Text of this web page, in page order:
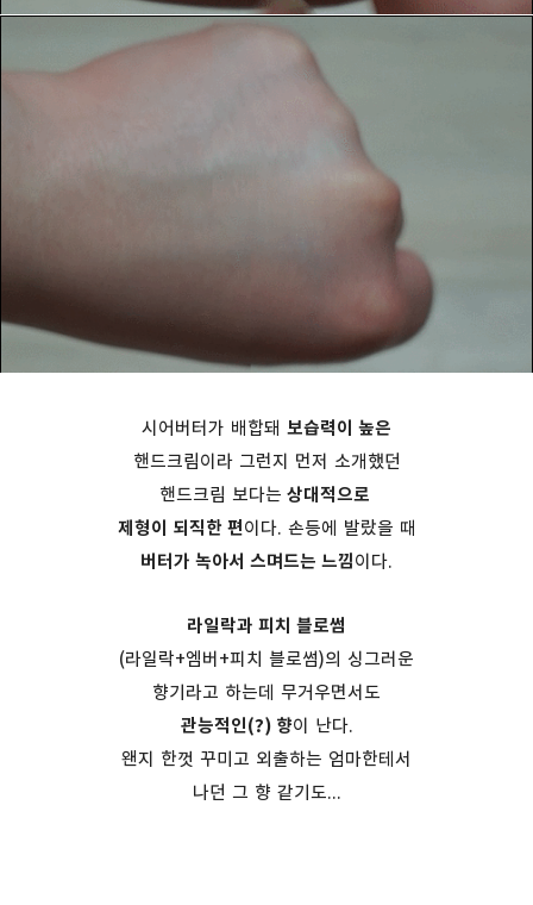
시어버터가 배합돼 보습력이 높은
핸드크림이라 그런지 먼저 소개했던
핸드크림 보다는 상대적으로
제형이 되직한 편이다. 손등에 발랐을 때
버터가 녹아서 스며드는 느낌이다.
라일락과 피치 블로썸
(라일락+엠버+피치 블로썸)의 싱그러운
향기라고 하는데 무거우면서도
관능적인(?) 향이 난다.
왠지 한껏 꾸미고 외출하는 엄마한테서
나던 그 향 같기도...